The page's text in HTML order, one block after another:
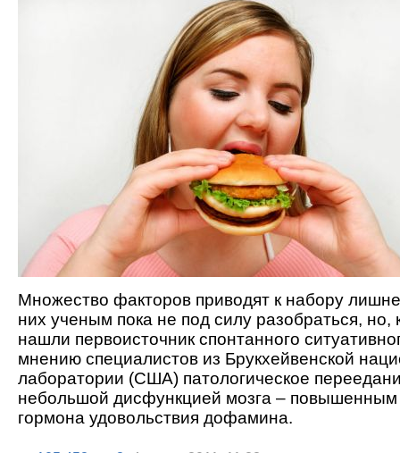
Множество факторов приводят к набору
них ученым пока не под силу разобраться, но,
нашли первоисточник спонтанного
мнению специалистов из Брукхейвенской
лаборатории (США) патологическое
небольшой дисфункцией мозга –
гормона удовольствия дофамина.